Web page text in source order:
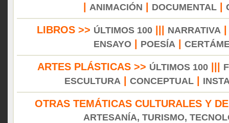
ANIMACIÓN DOCUMENTAL|
LIBROS >> ÚLTIMOS 100 NARRATIVA
ENSAYO| POESÍA
ARTES PLÁSTICAS >> ÚLTIMOS 100|||
ESCULTURA
CONCEPTUAL
OTRAS TEMÁTICAS CULTURALES Y
ARTESANÍA, TURISMO,